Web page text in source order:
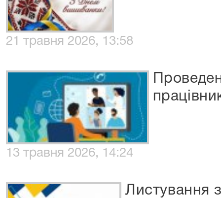
21 травня 2026, 13:58
13 травня 2026, 14:24
Листування